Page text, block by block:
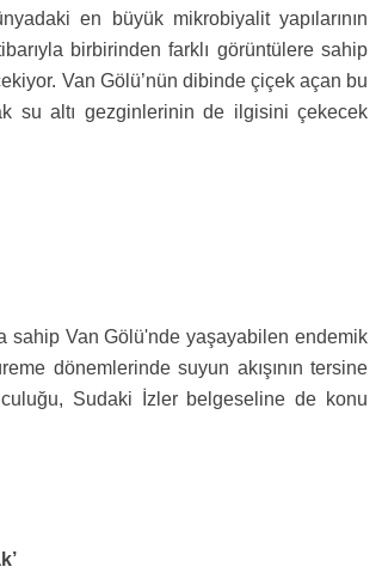
en büyük mikrobiyalit yapılarının
birbirinden farklı görüntülere sahip
Van Gölü’nün dibinde çiçek açan bu
su altı gezginlerinin de ilgisini çekecek
sahip Van Gölü'nde yaşayabilen endemik
dönemlerinde suyun akışının tersine
Sudaki İzler belgeseline de konu